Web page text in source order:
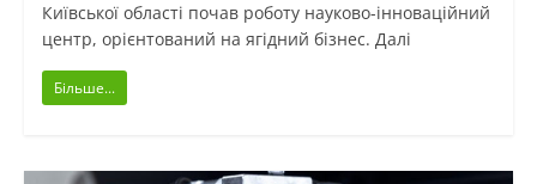
Київської області почав роботу науково-інноваційний
центр, орієнтований на ягідний бізнес. Далі
Більше...